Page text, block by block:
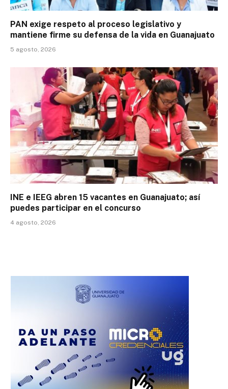
PAN exige respeto al proceso legislativo y
mantiene firme su defensa de la vida en Guanajuato
5 agosto, 2026
INE e IEEG abren 15 vacantes en Guanajuato; así
puedes participar en el concurso
4 agosto, 2026